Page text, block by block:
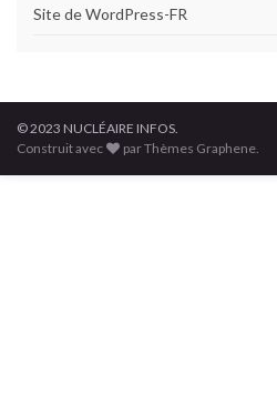
Site de WordPress-FR
© 2023 NUCLÉAIRE INFOS.
Construit avec
par Thèmes Graphene.